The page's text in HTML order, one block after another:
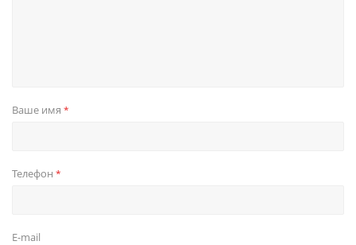
Ваше имя *
Телефон *
E-mail